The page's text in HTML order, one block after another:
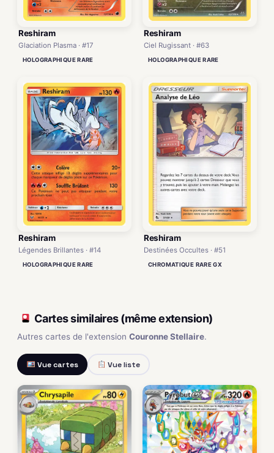
Reshiram
Glaciation Plasma · #17
HOLOGRAPHIQUE RARE
Reshiram
Ciel Rugissant · #63
HOLOGRAPHIQUE RARE
Reshiram
Légendes Brillantes · #14
HOLOGRAPHIQUE RARE
Reshiram
Destinées Occultes · #51
CHROMATIQUE RARE GX
Cartes similaires (même extension)
Autres cartes de l'extension Couronne Stellaire.
Vue cartes Vue liste